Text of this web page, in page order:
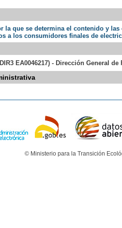
la que se determina el contenido y
a los consumidores finales de
EA0046217) - Dirección General de
© Ministerio para la Transición